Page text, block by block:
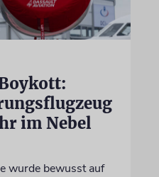
im Nebel
wurde bewusst auf